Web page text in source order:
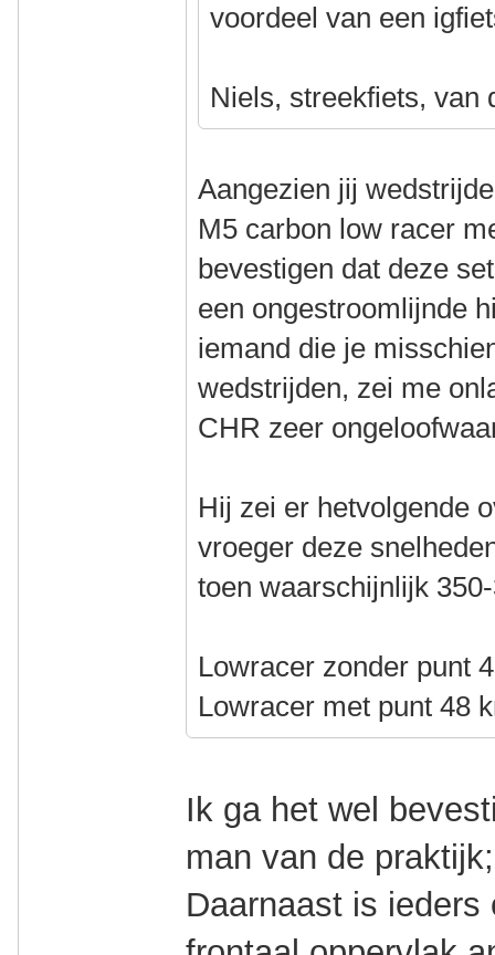
voordeel van een
Niels, streekfiets, van
Aangezien jij
M5 carbon low racer
bevestigen dat deze
een ongestroomlijnde
iemand die je
wedstrijden, zei me
CHR zeer
Hij zei er hetvolgende
vroeger deze
toen waarschijnlijk
Lowracer zonder punt
Lowracer met punt 48
Ik ga het wel
man van de
Daarnaast is